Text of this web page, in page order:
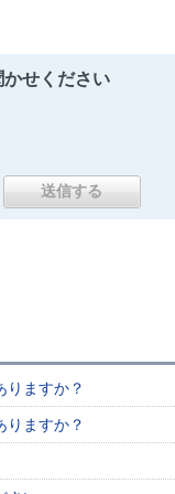
せください
りますか？
りますか？